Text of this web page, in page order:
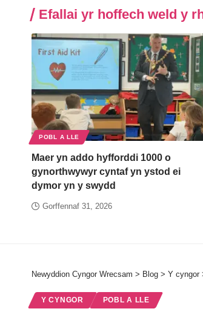
Efallai yr hoffech weld y
POBL A LLE
Maer yn addo hyfforddi 1000 o
gynorthwywyr cyntaf yn ystod ei
dymor yn y swydd
Gorffennaf 31, 2026
Newyddion Cyngor Wrecsam > Blog > Y cyngor
Y CYNGOR POBL A LLE